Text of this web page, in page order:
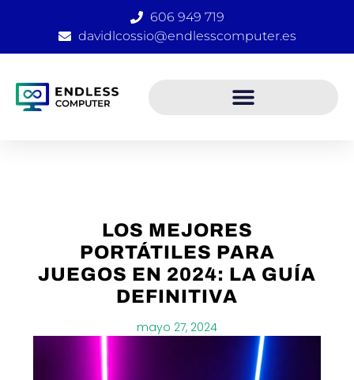
606 949 719
davidlcossio@endlesscomputer.es
LOS MEJORES
PORTÁTILES PARA
JUEGOS EN 2024: LA GUÍA
DEFINITIVA
mayo 27, 2024